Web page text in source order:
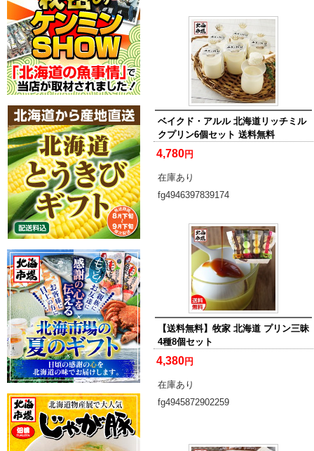
ベイクド・アルル 北海道リッチミル
クプリン6個セット 送料無料
4,780円
在庫あり
fg4946397839174
【送料無料】牧家 北海道 プリン三昧
4種8個セット
4,380円
在庫あり
fg4945872902259